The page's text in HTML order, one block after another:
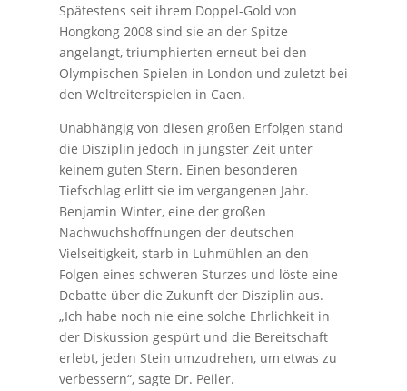
Spätestens seit ihrem Doppel-Gold von
Hongkong 2008 sind sie an der Spitze
angelangt, triumphierten erneut bei den
Olympischen Spielen in London und zuletzt bei
den Weltreiterspielen in Caen.
Unabhängig von diesen großen Erfolgen stand
die Disziplin jedoch in jüngster Zeit unter
keinem guten Stern. Einen besonderen
Tiefschlag erlitt sie im vergangenen Jahr.
Benjamin Winter, eine der großen
Nachwuchshoffnungen der deutschen
Vielseitigkeit, starb in Luhmühlen an den
Folgen eines schweren Sturzes und löste eine
Debatte über die Zukunft der Disziplin aus.
„Ich habe noch nie eine solche Ehrlichkeit in
der Diskussion gespürt und die Bereitschaft
erlebt, jeden Stein umzudrehen, um etwas zu
verbessern“, sagte Dr. Peiler.